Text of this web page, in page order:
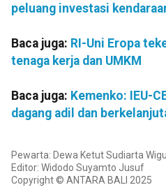
peluang investasi
Baca juga: RI-Uni Eropa
tenaga kerja dan UMKM
Baca juga: Kemenko: IEU-
dagang adil dan
Pewarta: Dewa Ketut Sudiarta
Editor: Widodo Suyamto Jusuf
Copyright © ANTARA BALI 2025